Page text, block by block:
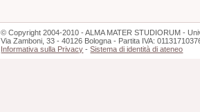
©Copyright 2004-2010 - ALMA MATER STUDIORUM -
Via Zamboni, 33 - 40126 Bologna - Partita IVA:
Informativa sulla Privacy -Sistema di identità di ateneo